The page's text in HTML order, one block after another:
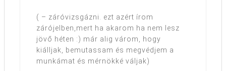
( – záróvizsgázni. ezt azért írom
zárójelben,mert ha akarom ha nem lesz
jövő héten :) már alig várom, hogy
kiálljak, bemutassam és megvédjem a
munkámat és mérnökké váljak)